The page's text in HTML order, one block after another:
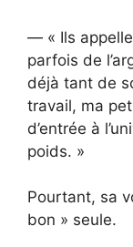
— « Ils
parfois de
déjà tant de
travail, ma
d’entrée à
poids. »
Pourtant, sa
bon » seule.